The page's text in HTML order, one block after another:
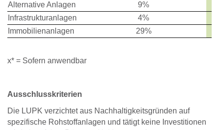
Alternative Anlagen
9%
Infrastrukturanlagen
4%
Immobilienanlagen
29%
x* = Sofern anwendbar
Ausschlusskriterien
Die LUPK verzichtet aus Nachhaltigkeitsgründen auf
spezifische Rohstoffanlagen und tätigt keine Investitionen